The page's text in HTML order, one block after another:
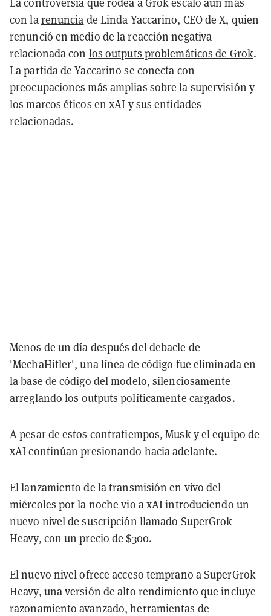
con larenuncia de Linda Yaccarino, CEO de X, quien
renunció en medio de la reacción negativa
relacionada con los outputs problemáticos de Grok.
La partida de Yaccarino se conecta con
preocupaciones más amplias sobre la supervisión y
los marcos éticos en xAI y sus entidades
relacionadas.
Menos de un día después del debacle de
'MechaHitler', unalínea de código fue eliminadaen
la base de código del modelo, silenciosamente
arreglando los outputs políticamente cargados.
A pesar de estos contratiempos, Musk y el equipo de
xAI continúan presionando hacia adelante.
El lanzamiento de la transmisión en vivo del
miércoles por la noche vio a xAI introduciendo un
nuevo nivel de suscripción llamado SuperGrok
Heavy, con un precio de $300.
El nuevo nivel ofrece acceso temprano a SuperGrok
Heavy, una versión de alto rendimiento que incluye
razonamiento avanzado, herramientas de